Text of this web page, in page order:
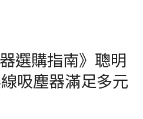
選購指南》聰明
吸塵器滿足多元